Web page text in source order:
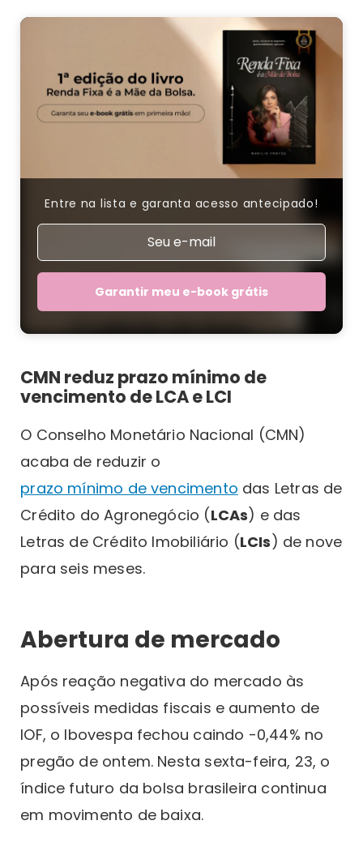
Entre na lista e garanta acesso antecipado!
Garantir meu e-book grátis
CMN reduz prazo mínimo de
vencimento de LCA e LCI
O Conselho Monetário Nacional (CMN)
acaba de reduzir o
prazo mínimo de vencimento das Letras de
Crédito do Agronegócio (LCAs) e das
Letras de Crédito Imobiliário (LCIs) de nove
para seis meses.
Abertura de mercado
Após reação negativa do mercado às
possíveis medidas fiscais e aumento de
IOF, o Ibovespa fechou caindo -0,44% no
pregão de ontem. Nesta sexta-feira, 23, o
índice futuro da bolsa brasileira continua
em movimento de baixa.